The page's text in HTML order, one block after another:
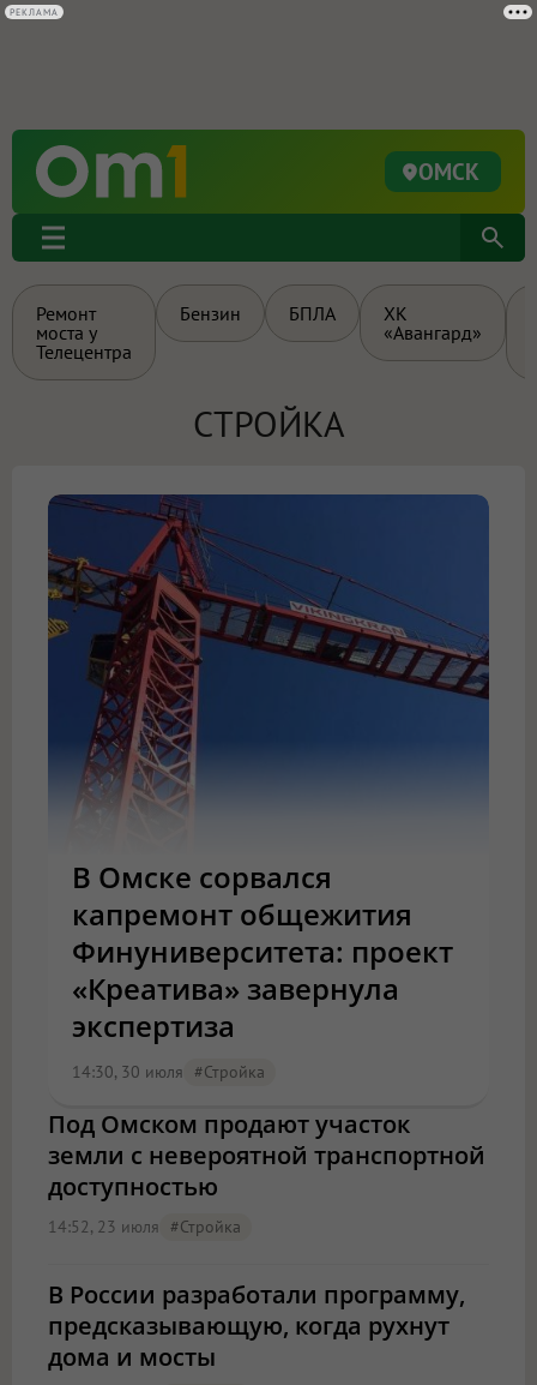
ОМСК
Ремонт
моста у
Телецентра
Бензин БПЛА
ХК
«Авангард»
СТРОЙКА
В Омске сорвался
капремонт общежития
Финуниверситета: проект
«Креатива» завернула
экспертиза
14:30, 30 июля #стройка
Под Омском продают участок
земли с невероятной транспортной
доступностью
14:52, 23 июля #стройка
В России разработали программу,
предсказывающую, когда рухнут
дома и мосты
РЕКЛАМА